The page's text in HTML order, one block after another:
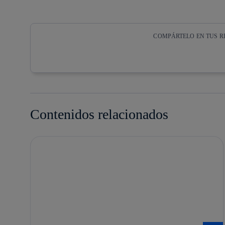
COMPÁRTELO EN TUS
Contenidos relacionados